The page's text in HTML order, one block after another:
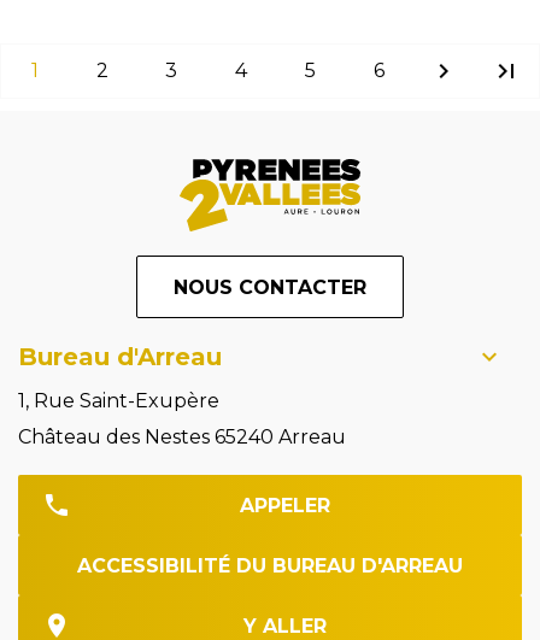
1 2 3 4 5 6 chevron_right last_page
NOUS CONTACTER
Bureau d'Arreau
1, Rue Saint-Exupère
Château des Nestes 65240 Arreau
APPELER
ACCESSIBILITÉ DU BUREAU D'ARREAU
Y ALLER